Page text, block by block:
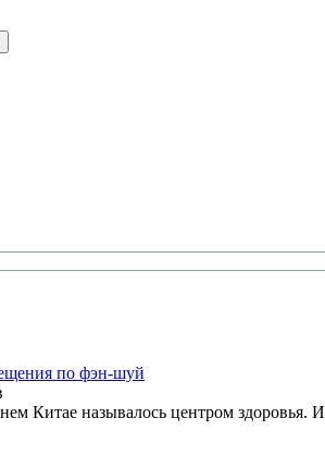
по фэн-шуй
Китае называлось центром здоровья.